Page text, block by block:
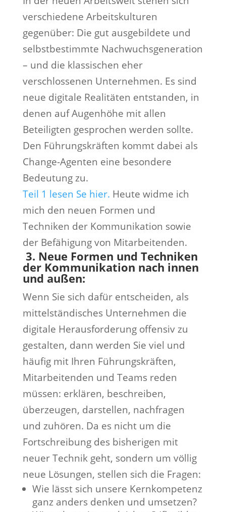
verschiedene Arbeitskulturen
gegenüber: Die gut ausgebildete und
selbstbestimmte Nachwuchsgeneration
– und die klassischen eher
verschlossenen Unternehmen. Es sind
neue digitale Realitäten entstanden, in
denen auf Augenhöhe mit allen
Beteiligten gesprochen werden sollte.
Den Führungskräften kommt dabei als
Change-Agenten eine besondere
Bedeutung zu.
Teil 1 lesen Se hier. Heute widme ich
mich den neuen Formen und
Techniken der Kommunikation sowie
der Befähigung von Mitarbeitenden.
3. Neue Formen und Techniken
der Kommunikation nach innen
und außen:
Wenn Sie sich dafür entscheiden, als
mittelständisches Unternehmen die
digitale Herausforderung offensiv zu
gestalten, dann werden Sie viel und
häufig mit Ihren Führungskräften,
Mitarbeitenden und Teams reden
müssen: erklären, beschreiben,
überzeugen, darstellen, nachfragen
und zuhören. Da es nicht um die
Fortschreibung des bisherigen mit
neuer Technik geht, sondern um völlig
neue Lösungen, stellen sich die Fragen:
Wie lässt sich unsere Kernkompetenz
ganz anders denken und umsetzen?